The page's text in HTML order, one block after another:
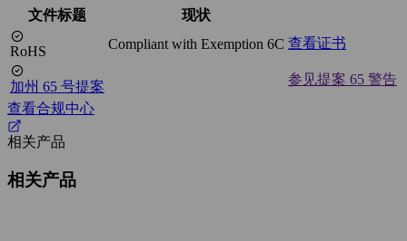
文件标题 现状
RoHS Compliant with Exemption 6C 查看证书
加州 65 号提案
参见提案 65 警告
查看合规中心
相关产品
相关产品